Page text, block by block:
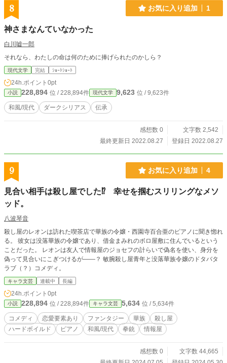
8 お気に入り追加 1
神さまなんていなかった
白川嘘一郎
それなら、わたしの命は何のために捧げられたのかしら？
現代文学 完結 ｼｮｰﾄｼｮｰﾄ
24h.ポイント 0pt
小説 228,894 位 / 228,894件 現代文学 9,623 位 / 9,623件
和風/現代 ダークシリアス 伝承
感想数 0
文字数 2,542
最終更新日 2022.08.27
登録日 2022.08.27
9 お気に入り追加 4
見合い相手は殺し屋でした⁉ 幸せを掴むスリリングなメソ
ッド。
八波琴音
殺し屋のレオンは訪れた喫茶店で華族の令嬢・西園寺百合亜のピアノに聞き惚れ
る。 彼女は没落華族の令嬢であり、借金まみれのボロ屋敷に住んでいるという
ことだった。 レオンは友人で情報屋のジョセフの計らいで偽名を使い、身分を
偽って見合いにこぎつけるが――？ 敏腕殺し屋青年と没落華族令嬢のドタバタ
ラブ（？）コメディ。
キャラ文芸 連載中 長編
24h.ポイント 0pt
小説 228,894 位 / 228,894件 キャラ文芸 5,634 位 / 5,634件
コメディ 恋愛要素あり ファンタジー 華族
殺し屋
ハードボイルド
ピアノ 和風/現代 拳銃 情報屋
感想数 0
文字数 44,665